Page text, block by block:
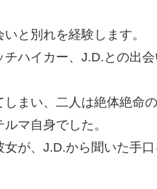
と別れを経験します。
ハイカー、J.D.との出
まい、二人は絶体絶命の
マ自身でした。
が、J.D.から聞いた手